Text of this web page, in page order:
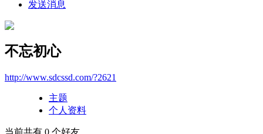
发送消息
不忘初心
http://www.sdcssd.com/?2621
主题
个人资料
当前共有 0 个好友